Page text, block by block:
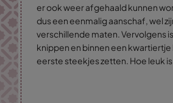
er ook weer afgehaald kunnen
dus een eenmalig aanschaf, wel
verschillende maten. Vervolgens
knippen en binnen een kwartiertje
eerste steekjes zetten. Hoe leuk